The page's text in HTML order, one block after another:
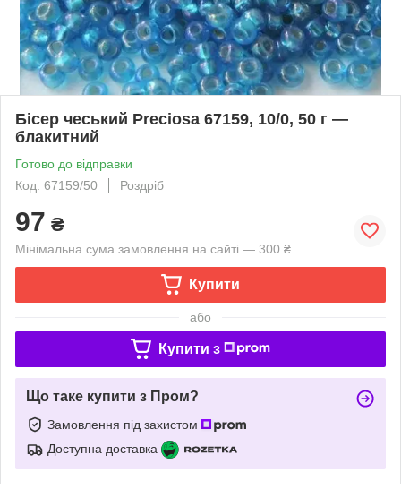
Бісер чеський Preciosa 67159, 10/0, 50 г —
блакитний
Готово до відправки
Код: 67159/50
Роздріб
97 ₴
Мінімальна сума замовлення на сайті — 300 ₴
Купити
або
Купити з
Що таке купити з Пром?
Замовлення під захистом
Доступна доставка